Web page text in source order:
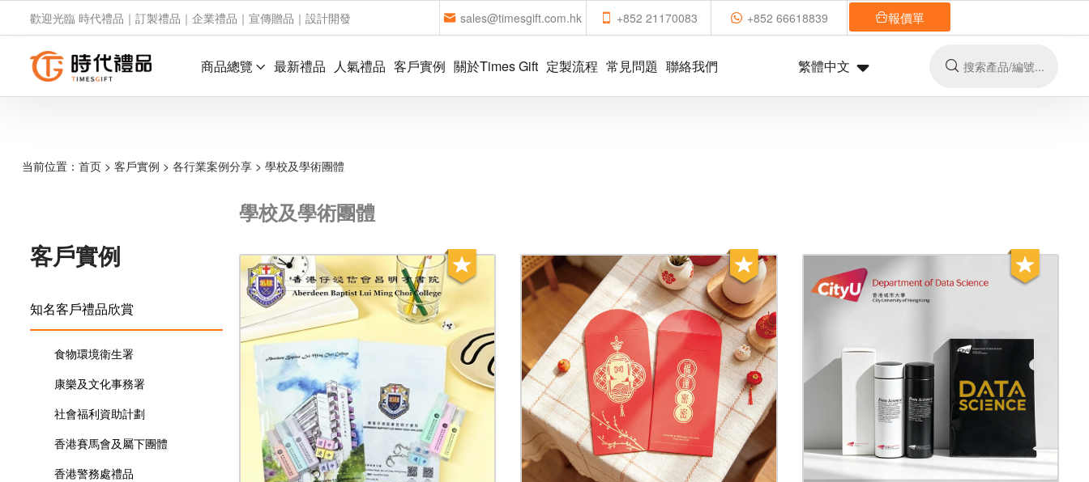
歡迎光臨 時代禮品｜訂製禮品｜企業禮品｜宣傳贈品｜設計開發 sales@timesgift.com.hk +852 21170083 +852 66618839 報價單
商品總覽 最新禮品 人氣禮品 客戶實例 關於Times Gift 定製流程 常見問題 聯絡我們 繁體中文
当前位置： 首页> 客戶實例 > 各行業案例分享 > 學校及學術團體
客戶實例
知名客戶禮品欣賞
食物環境衛生署
康樂及文化事務署
社會福利資助計劃
香港賽馬會及屬下團體
香港警務處禮品
學校及學術團體